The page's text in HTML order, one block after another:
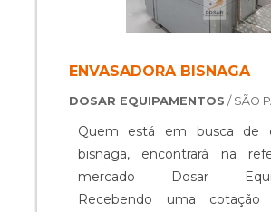
ENVASADORA BISNAGA
DOSAR EQUIPAMENTOS / SÃO
Quem está em busca de
bisnaga, encontrará na
mercado Dosar
Recebendo uma